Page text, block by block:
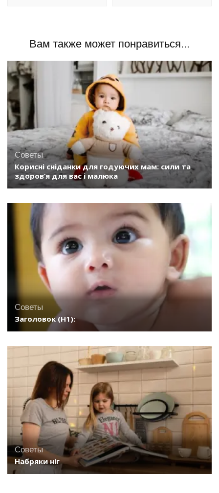
Вам также может понравиться...
Советы
Корисні сніданки для годуючих мам: сили та
здоров’я для вас і малюка
Советы
Заголовок (H1):
Советы
Набряки ніг